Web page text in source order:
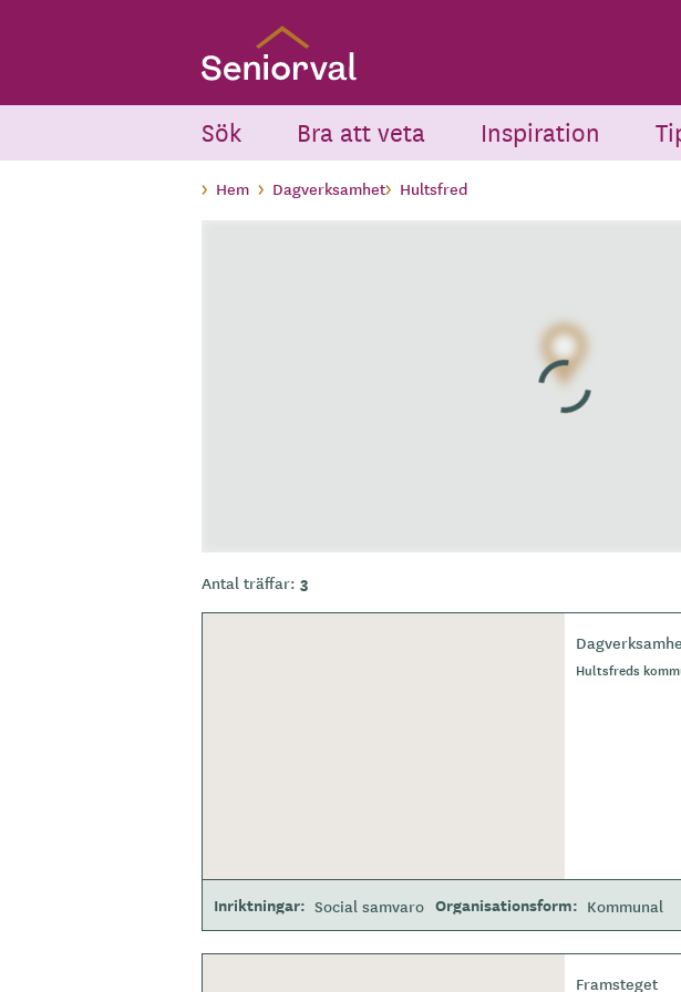
Sök Bra att veta Inspiration
Hem Dagverksamhet Hultsfred
Antal träffar: 3
O
Hultsfreds
Inriktningar Social samvaro Organisationsform Kommunal
Framsteget